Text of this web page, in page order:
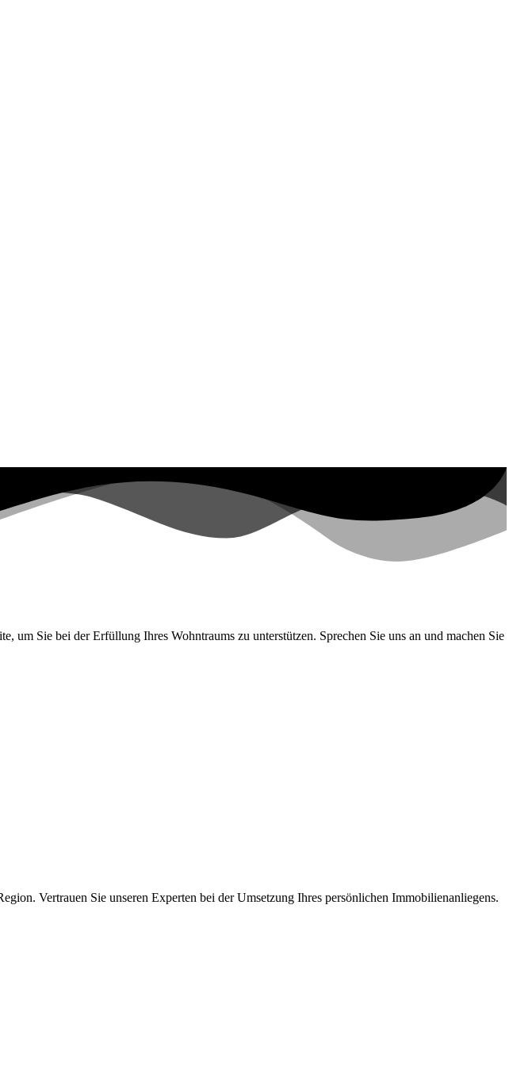
Sie bei der Erfüllung Ihres Wohntraums zu unterstützen. Sprechen Sie uns an und machen Sie
Vertrauen Sie unseren Experten bei der Umsetzung Ihres persönlichen Immobilienanliegens.